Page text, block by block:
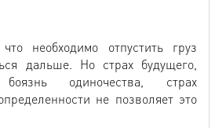
необходимо отпустить груз
дальше. Но страх будущего,
одиночества, страх
не позволяет это